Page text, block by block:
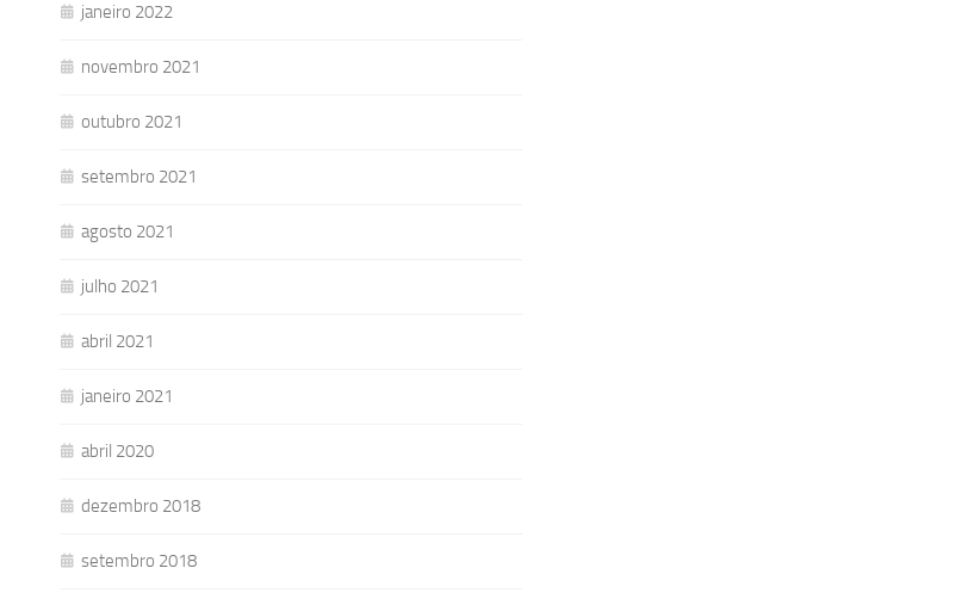
janeiro 2022
novembro 2021
outubro 2021
setembro 2021
agosto 2021
julho 2021
abril 2021
janeiro 2021
abril 2020
dezembro 2018
setembro 2018